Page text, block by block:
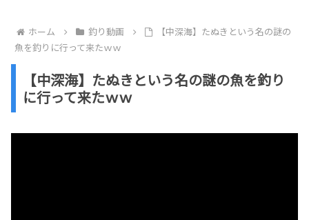
ホーム 釣り動画
【中深海】たぬきという名の謎の
魚を釣りに行って来たｗｗ
【中深海】たぬきという名の謎の魚を釣り
に行って来たｗｗ